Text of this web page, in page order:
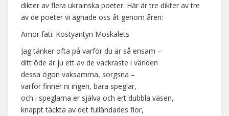
dikter av flera ukrainska poeter. Här är tre dikter av tre
av de poeter vi ägnade oss åt genom åren:
Amor fati: Kostyantyn Moskalets
Jag tänker ofta på varför du är så ensam –
ditt öde är ju ett av de vackraste i världen
dessa ögon vaksamma, sorgsna –
varför finner ni ingen, bara speglar,
och i speglarna er själva och ert dubbla väsen,
knappt täckta av det fulländades flor,